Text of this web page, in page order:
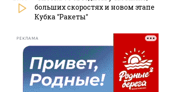
больших скоростях и новом этапе
Кубка "Ракеты"
РЕКЛАМА